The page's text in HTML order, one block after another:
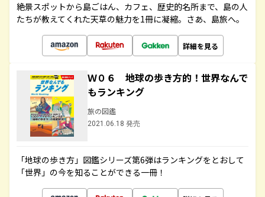
絶景スポットから島ごはん、カフェ、歴史的名所まで、島の人
たちが教えてくれた天草の魅力を1冊に凝縮。さあ、島旅へ。
詳細を見る
Ｗ０６ 地球の歩き方的！世界なんで
もランキング
旅の図鑑
2021.06.18 発売
「地球の歩き方」図鑑シリーズ第6弾はランキングをとおして
「世界」の今を知ることができる一冊！